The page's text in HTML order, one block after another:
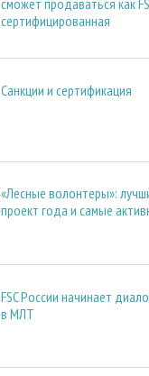
сможет продаваться как
сертифицированная
Санкции и сертификация
«Лесные волонтеры»:
проект года и самые
FSC России начинает
в МЛТ